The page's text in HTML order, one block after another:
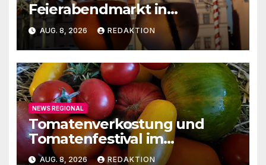
Feierabendmarkt in
Lutherstadt Wittenberg
AUG. 8, 2026 REDAKTION
NEWS REGIONAL
Tomatenverkostung und
Tomatenfestival im
Naturparkzentrum
AUG. 8, 2026 REDAKTION